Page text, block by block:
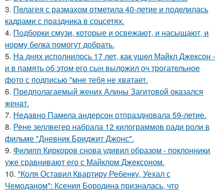
3. Пелагея с размахом отметила 40-летие и поделилась
кадрами с праздника в соцсетях.
4. Подборки смузи, которые и освежают, и насыщают, и
норму белка помогут добрать.
5. На днях исполнилось 17 лет, как ушел Майкл Джексон -
и в память об этом его сын выложил оч трогательное
фото с подписью "мне тебя не хватает.
6. Предполагаемый жених Алины Загитовой оказался
женат.
7. Недавно Памела андерсон отпраздновала 59-летие.
8. Рене зеллвегер набрала 12 килограммов ради роли в
фильме "Дневник Бриджит Джонс".
9. Филипп Киркоров снова удивил образом - поклонники
уже сравнивают его с Майклом Джексоном.
10. "Коля Оставил Квартиру Ребенку, Уехал с
Чемоданом": Ксения Бородина призналась, что